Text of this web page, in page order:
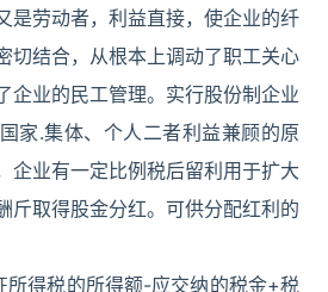
是劳动者，利益直接，使企业的纤
切结合，从根本上调动了职工关心
企业的民工管理。实行股份制企业
家.集体、个人二者利益兼顾的原
企业有一定比例税后留利用于扩大
斤取得股金分红。可供分配红利的
所得税的所得额-应交纳的税金+税